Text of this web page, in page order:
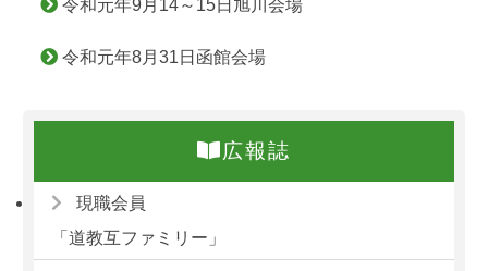
令和元年9月14～15日旭川会場
令和元年8月31日函館会場
広報誌
現職会員
「道教互ファミリー」